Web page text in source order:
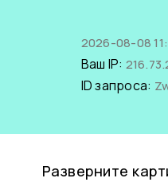
2026-08-08
Ваш IP:
ID запроса:
Разверните